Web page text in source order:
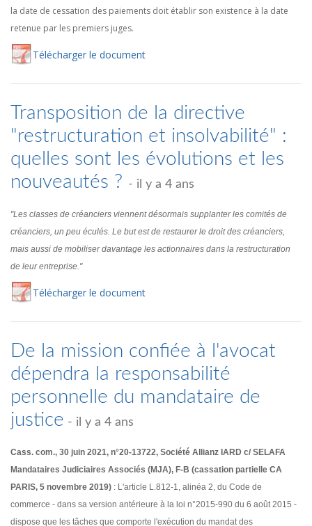
la date de cessation des paiements doit établir son existence à la date
retenue par les premiers juges.
Télécharger le document
Transposition de la directive
"restructuration et insolvabilité" :
quelles sont les évolutions et les
nouveautés ? - il y a 4 ans
"Les classes de créanciers viennent désormais supplanter les comités de
créanciers, un peu éculés. Le but est de restaurer le droit des créanciers,
mais aussi de mobiliser davantage les actionnaires dans la restructuration
de leur entreprise."
Télécharger le document
De la mission confiée à l'avocat
dépendra la responsabilité
personnelle du mandataire de
justice - il y a 4 ans
Cass. com., 30 juin 2021, n°20-13722, Société Allianz IARD c/ SELAFA
Mandataires Judiciaires Associés (MJA), F-B (cassation partielle CA
PARIS, 5 novembre 2019) : L'article L.812-1, alinéa 2, du Code de
commerce - dans sa version antérieure à la loi n°2015-990 du 6 août 2015 -
dispose que les tâches que comporte l'exécution du mandat des